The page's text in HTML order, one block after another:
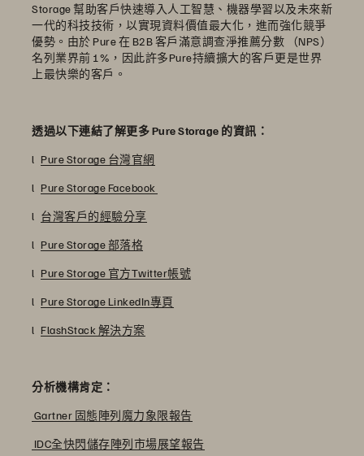
Storage 幫助客戶快速導入人工智慧、機器學習以及未來新
一代的科技技術，以實現資料價值最大化，進而強化競爭
優勢。由於 Pure 在 B2B 客戶滿意調查淨推薦分數 （NPS）
名列業界前 1%，因此許多Pure持續擴大的客戶更是世界
上最快樂的客戶。
透過以下連結了解更多 Pure Storage 的資訊：
l Pure Storage 台灣官網
l Pure Storage Facebook
l 台灣客戶的經驗分享
l Pure Storage 部落格
l Pure Storage 官方Twitter帳號
l Pure Storage LinkedIn專頁
l FlashStack 解決方案
分析機構肯定：
Gartner 固態陣列魔力象限報告
IDC全快閃儲存陣列市場展望報告